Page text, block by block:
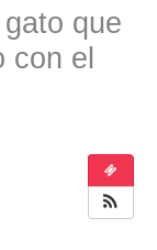
que
con el